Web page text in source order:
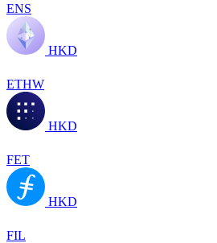
ENS
HKD
ETHW
HKD
FET
HKD
FIL